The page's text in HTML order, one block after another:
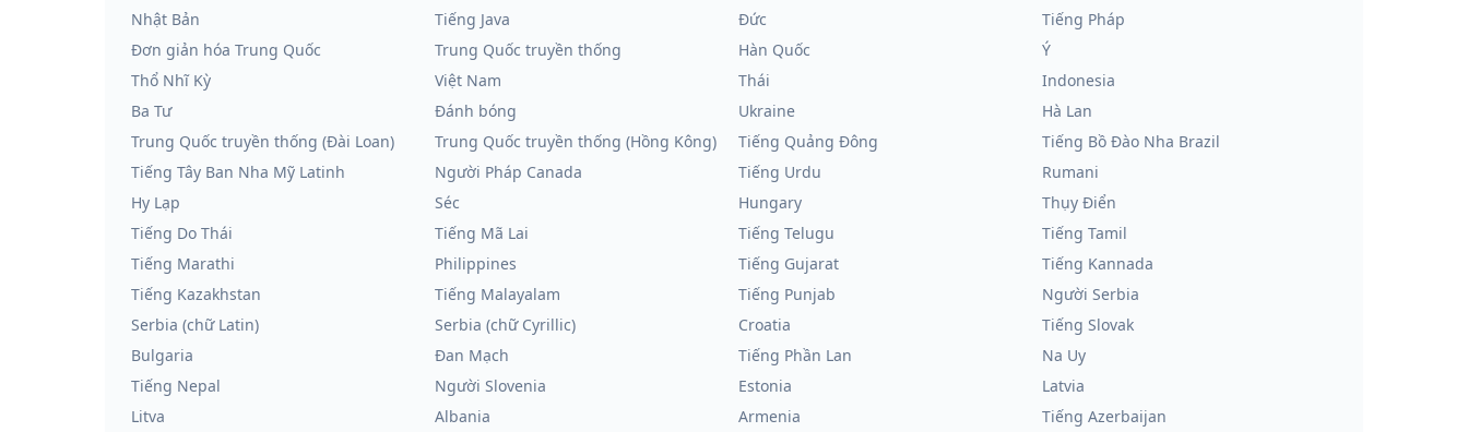
Nhật Bản
Tiếng Java Đức
Tiếng Pháp
Đơn giản hóa Trung Quốc
Trung Quốc truyền thống Hàn Quốc
Ý
Thổ Nhĩ Kỳ
Việt Nam Thái
Indonesia
Ba Tư
Đánh bóng Ukraine
Hà Lan
Trung Quốc truyền thống (Đài Loan)
Trung Quốc truyền thống (Hồng Kông) Tiếng Quảng Đông
Tiếng Bồ Đào Nha Brazil
Tiếng Tây Ban Nha Mỹ Latinh
Người Pháp Canada Tiếng Urdu
Rumani
Hy Lạp
Séc Hungary
Thụy Điển
Tiếng Do Thái
Tiếng Mã Lai Tiếng Telugu
Tiếng Tamil
Tiếng Marathi
Philippines Tiếng Gujarat
Tiếng Kannada
Tiếng Kazakhstan
Tiếng Malayalam Tiếng Punjab
Người Serbia
Serbia (chữ Latin)
Serbia (chữ Cyrillic) Croatia
Tiếng Slovak
Bulgaria
Đan Mạch Tiếng Phần Lan
Na Uy
Tiếng Nepal
Người Slovenia Estonia
Latvia
Litva
Albania Armenia
Tiếng Azerbaijan